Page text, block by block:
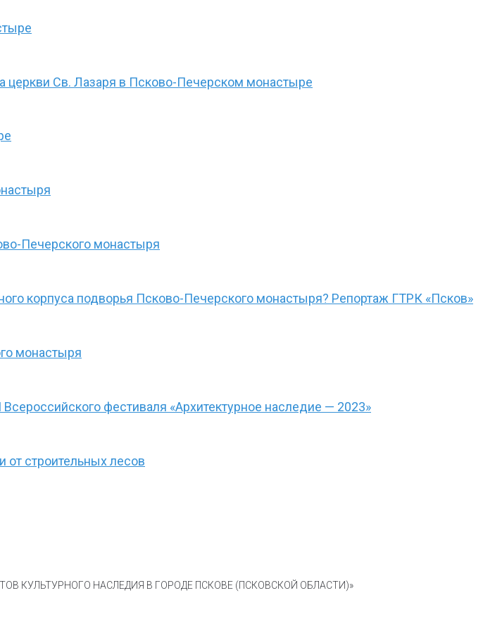
церкви Св. Лазаря в Псково-Печерском монастыре
Печерского монастыря
корпуса подворья Псково-Печерского монастыря? Репортаж ГТРК «Псков»
монастыря
фестиваля «Архитектурное наследие — 2023»
от строительных лесов
КУЛЬТУРНОГО НАСЛЕДИЯ В ГОРОДЕ ПСКОВЕ (ПСКОВСКОЙ ОБЛАСТИ)»